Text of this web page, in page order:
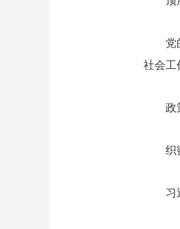
党
社会工
政
织
习